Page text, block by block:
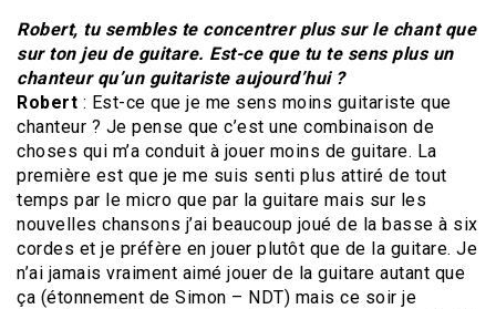
Robert, tu sembles te concentrer plus sur le chant que
sur ton jeu de guitare. Est-ce que tu te sens plus un
chanteur qu’un guitariste aujourd’hui ?
Robert : Est-ce que je me sens moins guitariste que
chanteur ? Je pense que c’est une combinaison de
choses qui m’a conduit à jouer moins de guitare. La
première est que je me suis senti plus attiré de tout
temps par le micro que par la guitare mais sur les
nouvelles chansons j’ai beaucoup joué de la basse à six
cordes et je préfère en jouer plutôt que de la guitare. Je
n’ai jamais vraiment aimé jouer de la guitare autant que
ça (étonnement de Simon – NDT) mais ce soir je